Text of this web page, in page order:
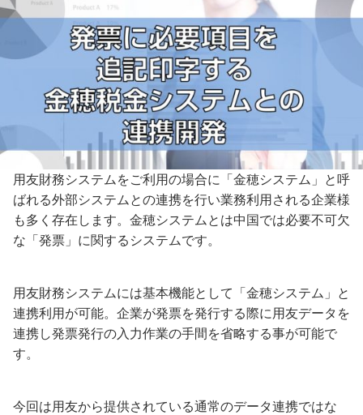
用友財務システムをご利用の場合に「金穂システム」と呼
ばれる外部システムとの連携を行い業務利用される企業様
も多く存在します。金穂システムとは中国では必要不可欠
な「発票」に関するシステムです。
用友財務システムには基本機能として「金穂システム」と
連携利用が可能。企業が発票を発行する際に用友データを
連携し発票発行の入力作業の手間を省略する事が可能で
す。
今回は用友から提供されている通常のデータ連携ではな